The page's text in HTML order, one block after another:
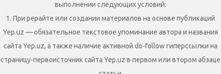
выполнении следующих условий:
1. При рерайте или создании материалов на основе публикаций
Yep.uz — обязательное текстовое упоминание автора и названия
сайта Yep.uz, а также наличие активной do-follow гиперссылки на
страницу-первоисточник сайта Yep.uz в первом или втором абзаце